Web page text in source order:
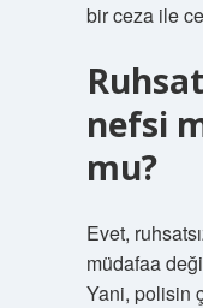
bir ceza ile
nefsi
mu?
Evet,
müdafaa
Yani, polisin